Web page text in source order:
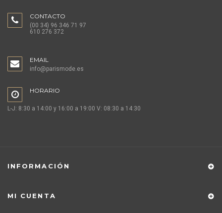
CONTACTO
(00 34) 96 346 71 97
610 276 372
EMAIL
info@parismode.es
HORARIO
L-J: 8:30 a 14:00 y 16:00 a 19:00 V: 08:30 a 14:30
INFORMACIÓN
MI CUENTA